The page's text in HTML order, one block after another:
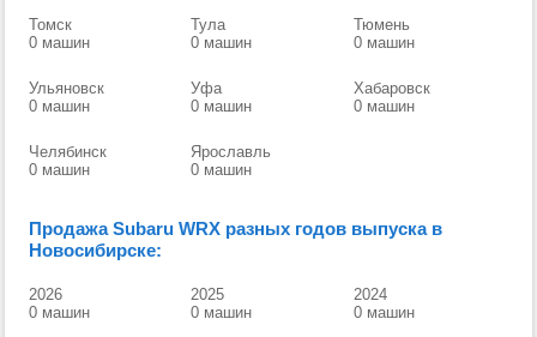
Томск
0 машин
Тула
0 машин
Тюмень
0 машин
Ульяновск
0 машин
Уфа
0 машин
Хабаровск
0 машин
Челябинск
0 машин
Ярославль
0 машин
Продажа Subaru WRX разных годов выпуска в
Новосибирске:
2026
0 машин
2025
0 машин
2024
0 машин